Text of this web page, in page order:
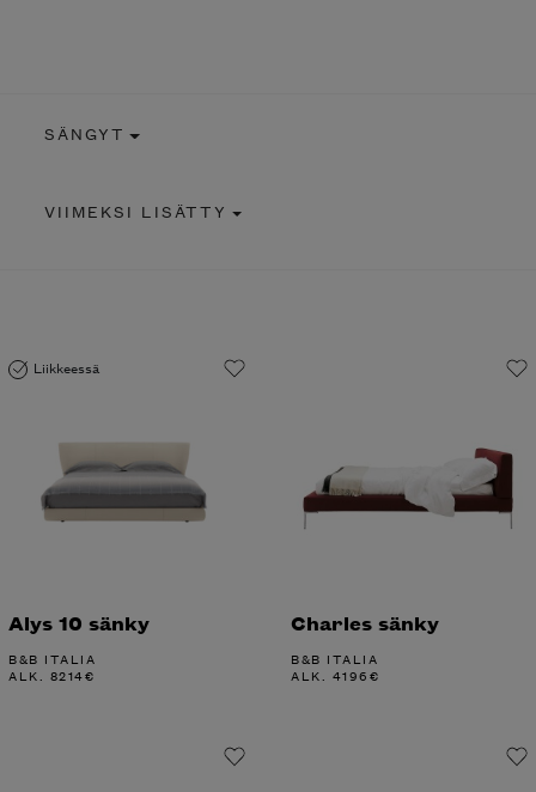
SÄNGYT
VIIMEKSI LISÄTTY
Liikkeessä
Alys 10 sänky
B&B ITALIA
ALK. 8214€
Charles sänky
B&B ITALIA
ALK. 4196€